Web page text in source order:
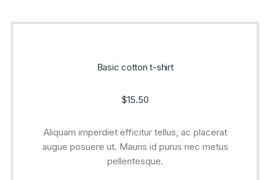
Basic cotton t-shirt
$15.50
Aliquam imperdiet efficitur tellus, ac placerat
augue posuere ut. Mauris id purus nec metus
pellentesque.